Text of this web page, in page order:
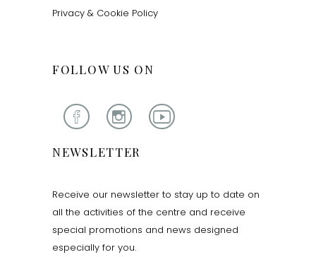
Privacy & Cookie Policy
FOLLOW US ON
NEWSLETTER
Receive our newsletter to stay up to date on
all the activities of the centre and receive
special promotions and news designed
especially for you.